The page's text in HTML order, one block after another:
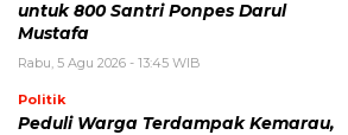
untuk 800 Santri Ponpes Darul
Mustafa
Rabu, 5 Agu 2026 - 13:45 WIB
Politik
Peduli Warga Terdampak Kemarau,